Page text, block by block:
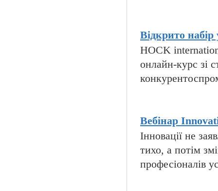
Відкрито
HOCK
онлайн-курс зі
Вебінар
Інновації не
тихо, а потім
професіоналів